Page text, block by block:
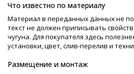
Что известно по материалу
Материал в переданных данных не
текст не должен приписывать
чугуна. Для покупателя здесь
установки, цвет, слив-перелив и
Размещение и монтаж